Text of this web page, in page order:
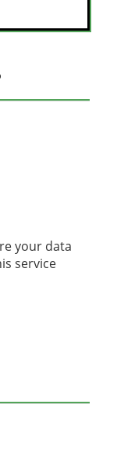
your data
service